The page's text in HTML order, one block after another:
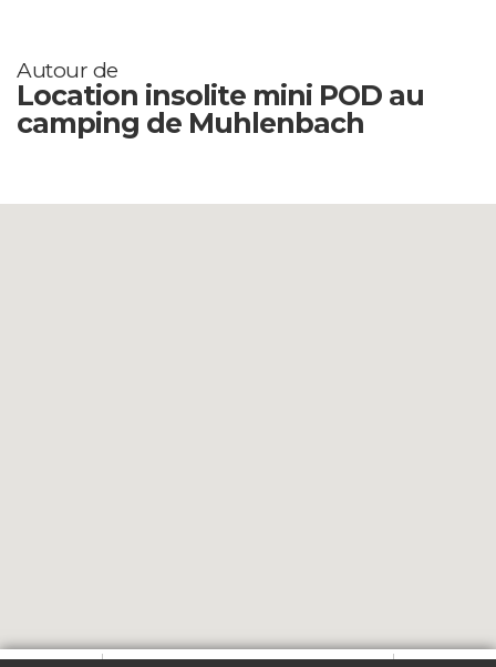
Autour de
Location insolite mini POD au
camping de Muhlenbach